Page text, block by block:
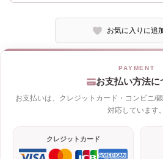
お気に入りに追
お支払い方法に
お支払いは、クレジットカード・コンビニ/
対応しています。
クレジットカード